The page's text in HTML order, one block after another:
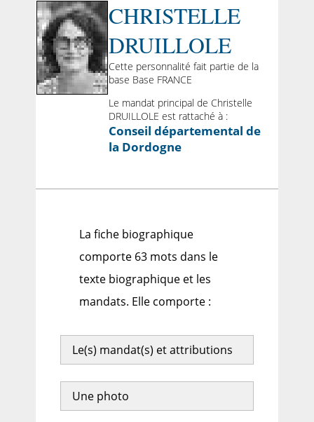
CHRISTELLE
DRUILLOLE
Cette personnalité fait partie de la
base Base FRANCE
Le mandat principal de Christelle
DRUILLOLE est rattaché à :
Conseil départemental de
la Dordogne
La fiche biographique
comporte 63 mots dans le
texte biographique et les
mandats. Elle comporte :
Le(s) mandat(s) et attributions
Une photo